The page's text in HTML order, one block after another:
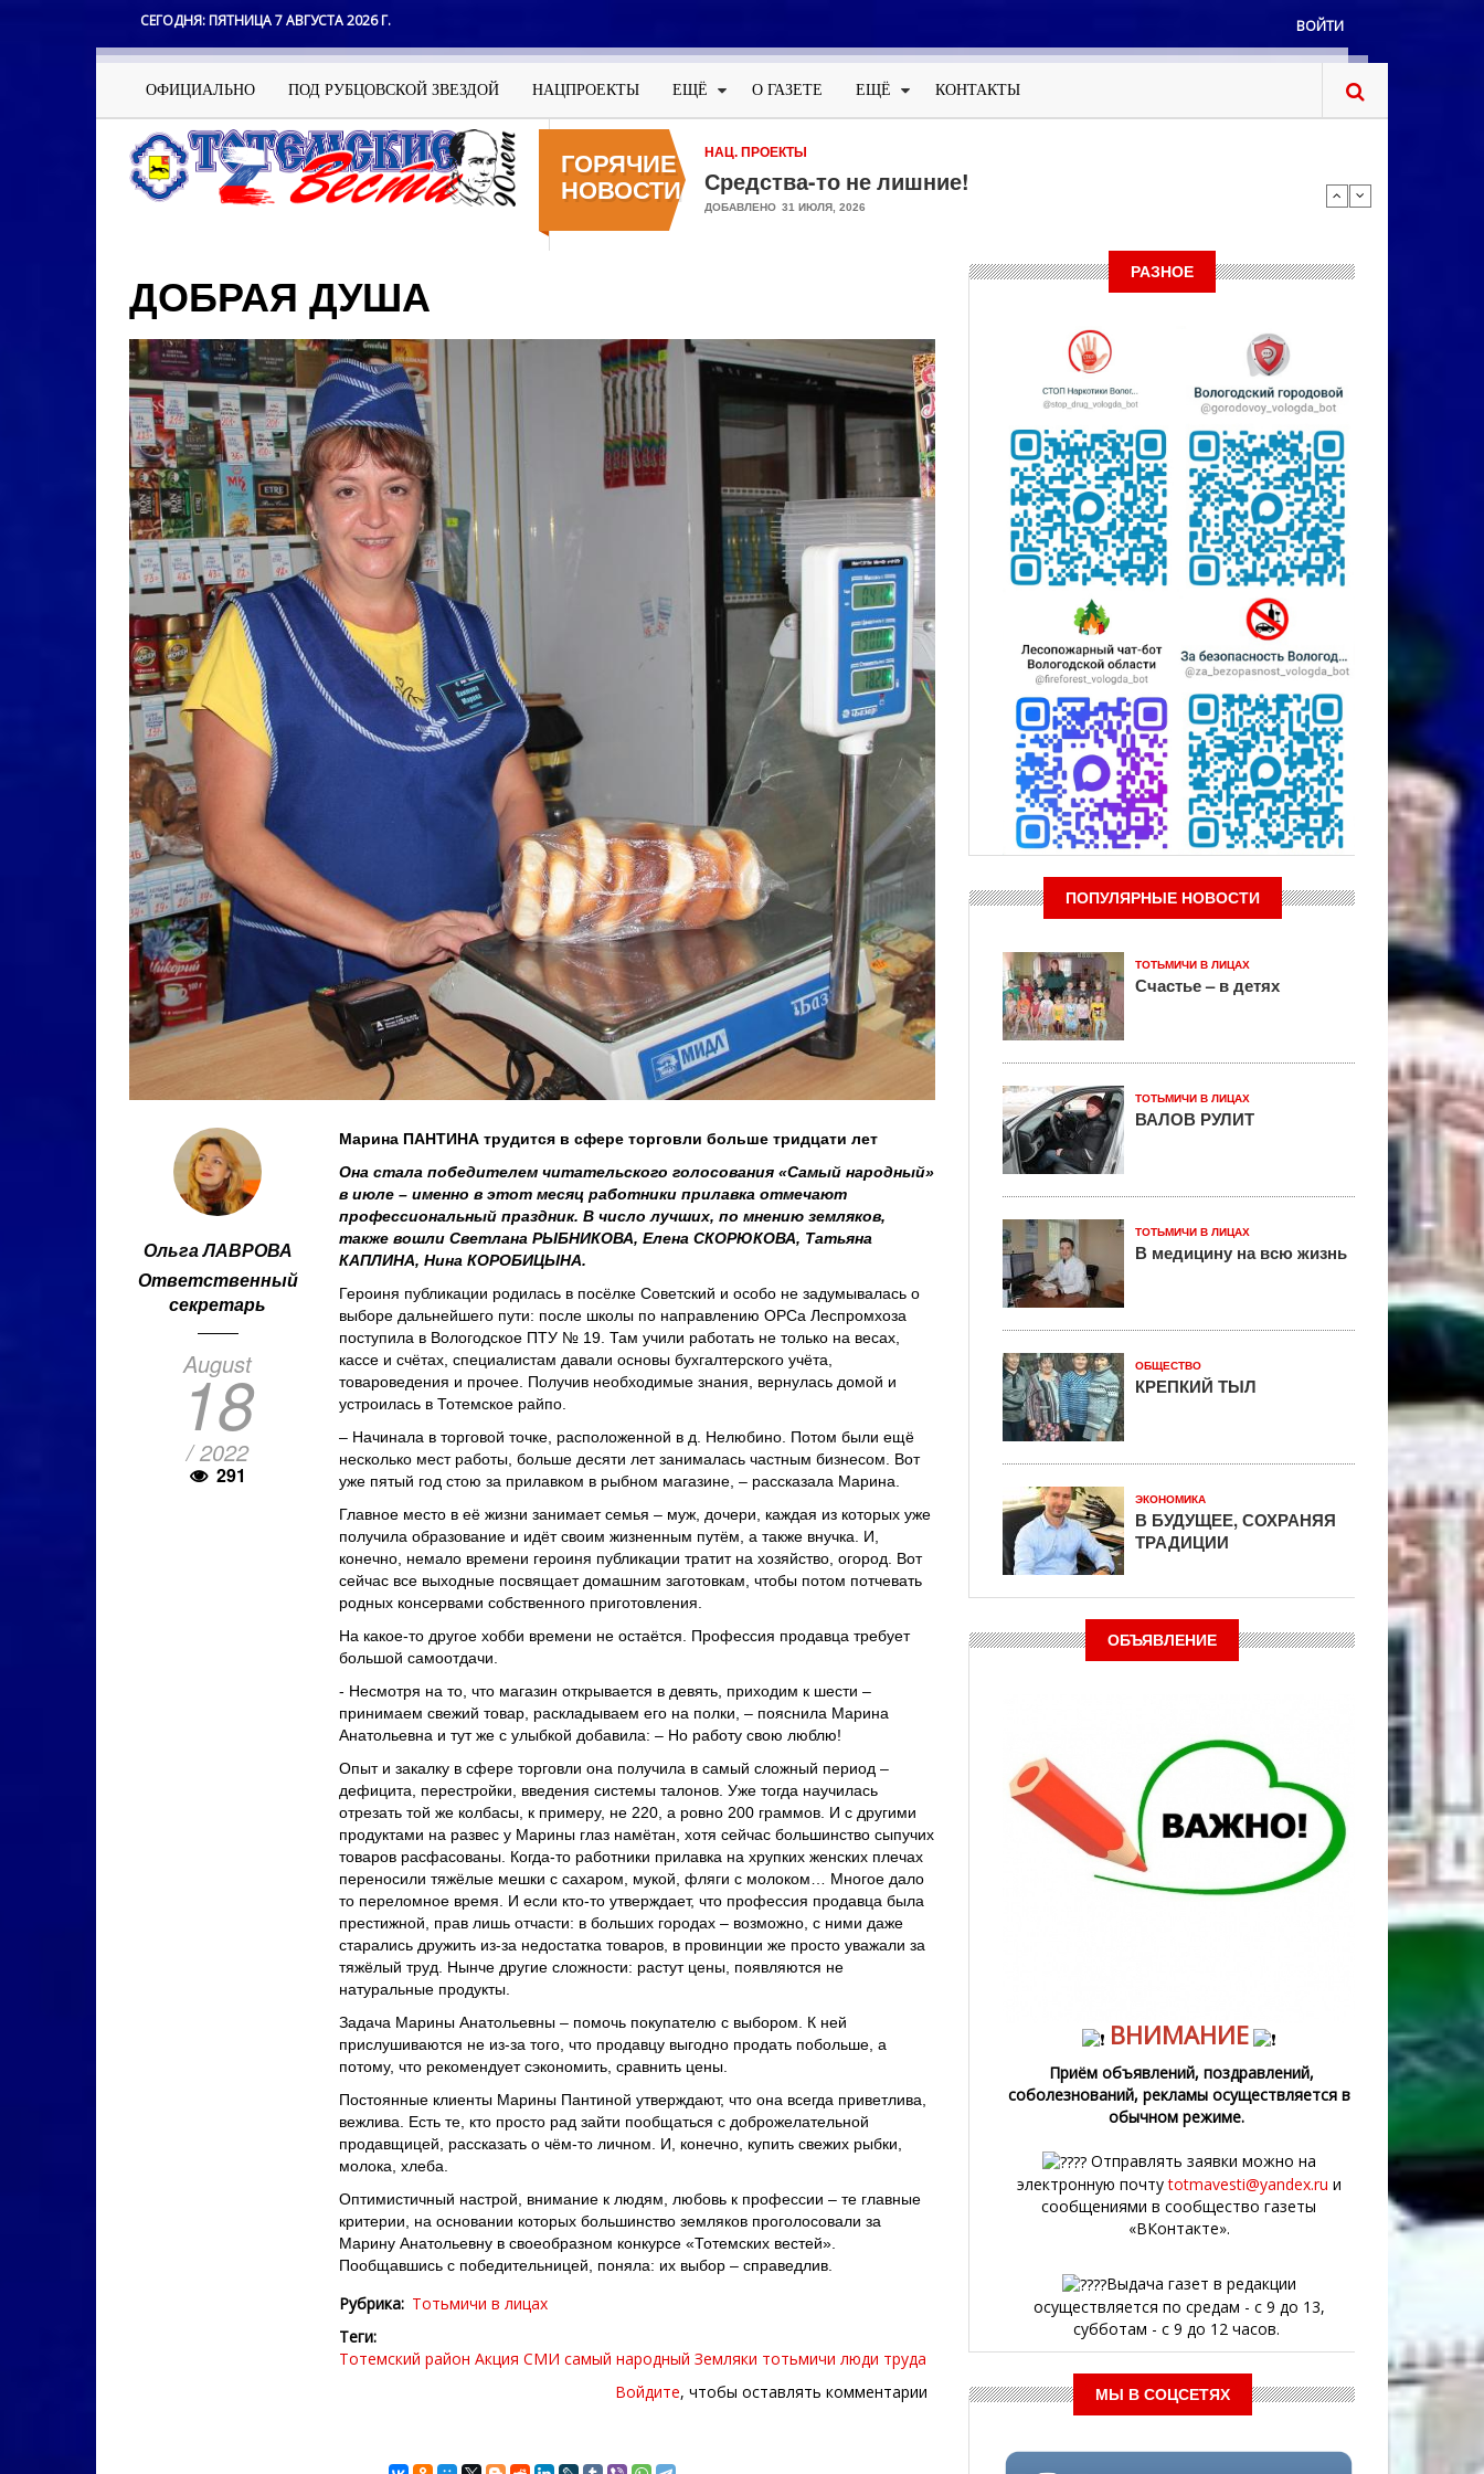
СЕГОДНЯ:ПЯТНИЦА 7 АВГУСТА 2026 Г.
Меню
учётной
записи
пользователя
ВОЙТИ
Основная
навигация
ОФИЦИАЛЬНО ПОД РУБЦОВСКОЙ ЗВЕЗДОЙ НАЦПРОЕКТЫ ЕЩЁ О ГАЗЕТЕ ЕЩЁ КОНТАКТЫ
ГОРЯЧИЕ
НОВОСТИ
НАЦ. ПРОЕКТЫ
Средства-то не лишние!
ДОБАВЛЕНО 31 ИЮЛЯ, 2026
ДОБРАЯ ДУША
Ольга ЛАВРОВА
Ответственный
секретарь
August
18
/ 2022
291
Марина ПАНТИНА трудится в сфере торговли больше тридцати лет
Она стала победителем читательского голосования «Самый народный»
в июле – именно в этот месяц работники прилавка отмечают
профессиональный праздник. В число лучших, по мнению земляков,
также вошли Светлана РЫБНИКОВА, Елена СКОРЮКОВА, Татьяна
КАПЛИНА, Нина КОРОБИЦЫНА.
Героиня публикации родилась в посёлке Советский и особо не задумывалась о
выборе дальнейшего пути: после школы по направлению ОРСа Леспромхоза
поступила в Вологодское ПТУ № 19. Там учили работать не только на весах,
кассе и счётах, специалистам давали основы бухгалтерского учёта,
товароведения и прочее. Получив необходимые знания, вернулась домой и
устроилась в Тотемское райпо.
‒ Начинала в торговой точке, расположенной в д. Нелюбино. Потом были ещё
несколько мест работы, больше десяти лет занималась частным бизнесом. Вот
уже пятый год стою за прилавком в рыбном магазине, ‒ рассказала Марина.
Главное место в её жизни занимает семья – муж, дочери, каждая из которых уже
получила образование и идёт своим жизненным путём, а также внучка. И,
конечно, немало времени героиня публикации тратит на хозяйство, огород. Вот
сейчас все выходные посвящает домашним заготовкам, чтобы потом потчевать
родных консервами собственного приготовления.
На какое-то другое хобби времени не остаётся. Профессия продавца требует
большой самоотдачи.
- Несмотря на то, что магазин открывается в девять, приходим к шести –
принимаем свежий товар, раскладываем его на полки, ‒ пояснила Марина
Анатольевна и тут же с улыбкой добавила: ‒ Но работу свою люблю!
Опыт и закалку в сфере торговли она получила в самый сложный период –
дефицита, перестройки, введения системы талонов. Уже тогда научилась
отрезать той же колбасы, к примеру, не 220, а ровно 200 граммов. И с другими
продуктами на развес у Марины глаз намётан, хотя сейчас большинство сыпучих
товаров расфасованы. Когда-то работники прилавка на хрупких женских плечах
переносили тяжёлые мешки с сахаром, мукой, фляги с молоком… Многое дало
то переломное время. И если кто-то утверждает, что профессия продавца была
престижной, прав лишь отчасти: в больших городах – возможно, с ними даже
старались дружить из-за недостатка товаров, в провинции же просто уважали за
тяжёлый труд. Нынче другие сложности: растут цены, появляются не
натуральные продукты.
Задача Марины Анатольевны – помочь покупателю с выбором. К ней
прислушиваются не из-за того, что продавцу выгодно продать побольше, а
потому, что рекомендует сэкономить, сравнить цены.
Постоянные клиенты Марины Пантиной утверждают, что она всегда приветлива,
вежлива. Есть те, кто просто рад зайти пообщаться с доброжелательной
продавщицей, рассказать о чём-то личном. И, конечно, купить свежих рыбки,
молока, хлеба.
Оптимистичный настрой, внимание к людям, любовь к профессии – те главные
критерии, на основании которых большинство земляков проголосовали за
Марину Анатольевну в своеобразном конкурсе «Тотемских вестей».
Пообщавшись с победительницей, поняла: их выбор – справедлив.
Рубрика Тотьмичи в лицах
Теги
Тотемский район Акция СМИ самый народный Земляки тотьмичи люди труда
Войдите, чтобы оставлять комментарии
РАЗНОЕ
ПОПУЛЯРНЫЕ НОВОСТИ
ТОТЬМИЧИ В ЛИЦАХ
Счастье – в детях
ТОТЬМИЧИ В ЛИЦАХ
ВАЛОВ РУЛИТ
ТОТЬМИЧИ В ЛИЦАХ
В медицину на всю жизнь
ОБЩЕСТВО
КРЕПКИЙ ТЫЛ
ЭКОНОМИКА
В БУДУЩЕЕ, СОХРАНЯЯ
ТРАДИЦИИ
ОБЪЯВЛЕНИЕ
ВНИМАНИЕ
Приём объявлений, поздравлений,
соболезнований, рекламы осуществляется в
обычном режиме.
Отправлять заявки можно на
электронную почтуtotmavesti@yandex.ru и
сообщениями в сообщество газеты
«ВКонтакте».
Выдача газет в редакции
осуществляется по средам - с 9 до 13,
субботам - с 9 до 12 часов.
МЫ В СОЦСЕТЯХ